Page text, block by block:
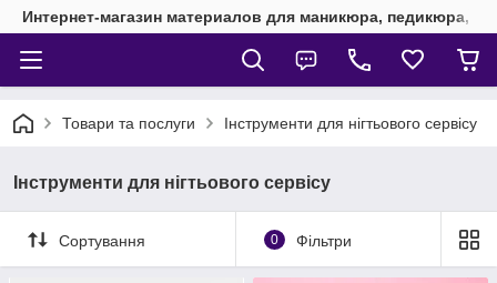
Интернет-магазин материалов для маникюра, педикюра,
Товари та послуги Інструменти для нігтьового сервісу
Інструменти для нігтьового сервісу
Сортування 0 Фільтри